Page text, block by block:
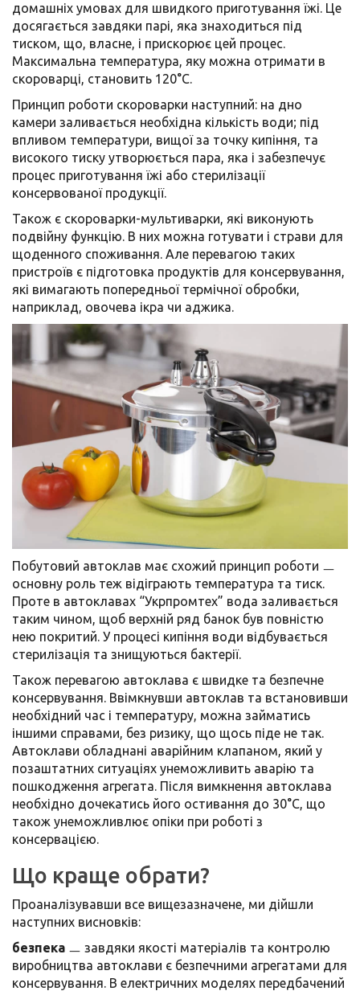
домашніх умовах для швидкого приготування їжі. Це
досягається завдяки парі, яка знаходиться під
тиском, що, власне, і прискорює цей процес.
Максимальна температура, яку можна отримати в
скороварці, становить 120°C.
Принцип роботи скороварки наступний: на дно
камери заливається необхідна кількість води; під
впливом температури, вищої за точку кипіння, та
високого тиску утворюється пара, яка і забезпечує
процес приготування їжі або стерилізації
консервованої продукції.
Також є скороварки-мультиварки, які виконують
подвійну функцію. В них можна готувати і страви для
щоденного споживання. Але перевагою таких
пристроїв є підготовка продуктів для консервування,
які вимагають попередньої термічної обробки,
наприклад, овочева ікра чи аджика.
Побутовий автоклав має схожий принцип роботи ㅡ
основну роль теж відіграють температура та тиск.
Проте в автоклавах “Укрпромтех” вода заливається
таким чином, щоб верхній ряд банок був повністю
нею покритий. У процесі кипіння води відбувається
стерилізація та знищуються бактерії.
Також перевагою автоклава є швидке та безпечне
консервування. Ввімкнувши автоклав та встановивши
необхідний час і температуру, можна займатись
іншими справами, без ризику, що щось піде не так.
Автоклави обладнані аварійним клапаном, який у
позаштатних ситуаціях унеможливить аварію та
пошкодження агрегата. Після вимкнення автоклава
необхідно дочекатись його остивання до 30°C, що
також унеможливлює опіки при роботі з
консервацією.
Що краще обрати?
Проаналізувавши все вищезазначене, ми дійшли
наступних висновків:
безпека ㅡ завдяки якості матеріалів та контролю
виробництва автоклави є безпечними агрегатами для
консервування. В електричних моделях передбачений